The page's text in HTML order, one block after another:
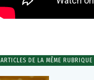
ARTICLES DE LA MÊME RUBRIQUE